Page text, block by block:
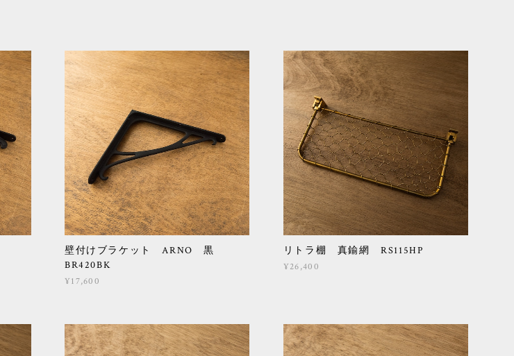
壁付けブラケット ARNO 黒
BR420BK
¥17,600
リトラ棚 真鍮網 RS115HP
¥26,400